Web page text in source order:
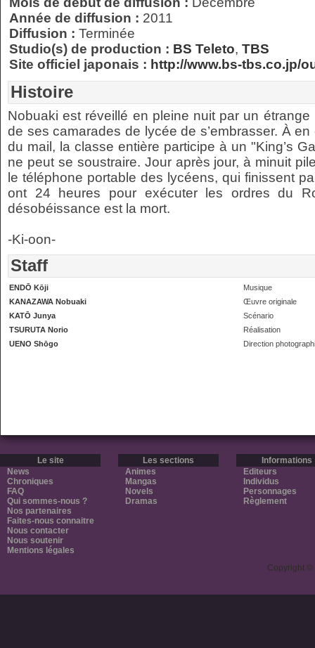
Année de diffusion : 2011
Diffusion : Terminée
Studio(s) de production : BS Teleto, TBS
Site officiel japonais : http://www.bs-tbs.co.jp/
Histoire
Nobuaki est réveillé en pleine nuit par un
de ses camarades de lycée de s’embrasser. À
du mail, la classe entière participe à un "King’s
ne peut se soustraire. Jour après jour, à minuit
le téléphone portable des lycéens, qui finissent
ont 24 heures pour exécuter les ordres du
désobéissance est la mort.
-Ki-oon-
Staff
ENDŌ Kōji
Musique
KANAZAWA Nobuaki
Œuvre originale
KATŌ Junya
Scénario
TSURUTA Norio
Réalisation
UENO Shōgo
Direction
Le site
News
Chroniques
FAQ
Qui sommes-nous ?
Nos partenaires
Faites-nous connaitre
Nous contacter
Nous soutenir
Mentions légales
Les sections
Animes
Mangas
Novels
Dramas
Informations
Editeurs
Individus
Personnages
Règlement
Copyright ©